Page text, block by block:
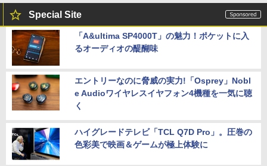
Special Site
「A&ultima SP4000T」の魅力！ポケットに入
るオーディオの醍醐味
エントリーなのに脅威の実力!「Osprey」Nobl
e Audioワイヤレスイヤフォン4機種を一気に聴
く
ハイグレードテレビ「TCL Q7D Pro」。圧巻の
色彩美で映画＆ゲームが極上体験に